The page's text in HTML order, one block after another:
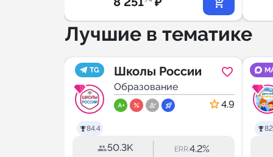
Лучшие в тематике
TG
84.4
Школы России
Образование
4.9
50.3K ERR:4.2%